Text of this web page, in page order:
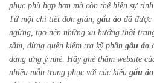
phục phù hợp hơn mà còn thể hiện sự
Từ một chi tiết đơn giản, gấu áo đã được
ngừng, tạo nên những xu hướng thời
sắm, đừng quên kiểm tra kỹ phần gấu áo
dáng ưng ý nhé. Hãy ghé thăm website
nhiều mẫu trang phục với các kiểu gấu áo